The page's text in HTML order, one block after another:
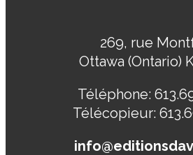
269, rue
Ottawa (Ontario)
Téléphone:
Télécopieur: